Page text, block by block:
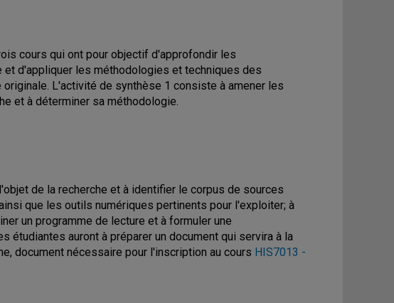
cours qui ont pour objectif d'approfondir les
d'appliquer les méthodologies et techniques des
L'activité de synthèse 1 consiste à amener les
et à déterminer sa méthodologie.
de la recherche et à identifier le corpus de sources
que les outils numériques pertinents pour l'exploiter; à
un programme de lecture et à formuler une
étudiantes auront à préparer un document qui servira à la
document nécessaire pour l'inscription au cours HIS7013 -